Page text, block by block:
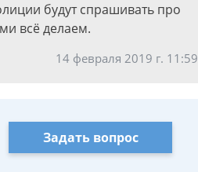
будут спрашивать про
всё делаем.
14 февраля 2019 г. 11:59
Задать вопрос